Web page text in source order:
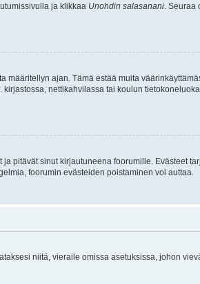
ja klikkaa Unohdin salasanani .
ajan. Tämä estää muita
nettikahvilassa tai koulun
pitävät sinut kirjautuneena foorumille. Evästeet
foorumin evästeiden poistaminen voi auttaa.
niitä, vieraile omissa asetuksissa, johon